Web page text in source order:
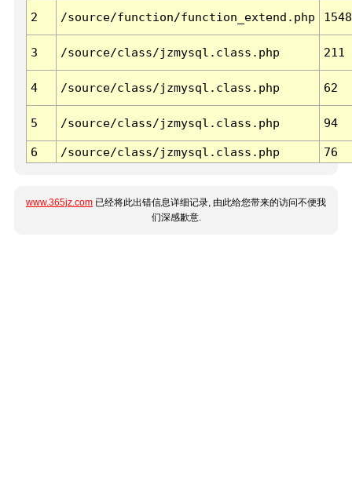
2 /source/function/function_extend.php 1548
3 /source/class/jzmysql.class.php 211
4 /source/class/jzmysql.class.php 62
5 /source/class/jzmysql.class.php 94
6 /source/class/jzmysql.class.php 76
www.365jz.com 已经将此出错信息详细记录, 由此给您带来的访问不便我
们深感歉意.